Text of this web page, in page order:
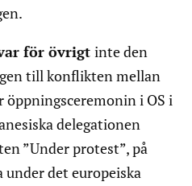
för övrigt inte den
till konflikten mellan
öppningsceremonin i OS i
delegationen
”Under protest”, på
under det europeiska